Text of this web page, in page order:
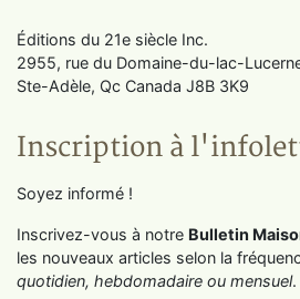
Éditions du 21e siècle Inc.
2955, rue du Domaine-du-lac-
Ste-Adèle, Qc Canada J8B 3K9
Inscription à
Soyez informé !
Inscrivez-vous à notre Bulletin
les nouveaux articles selon la
quotidien, hebdomadaire ou mensuel.